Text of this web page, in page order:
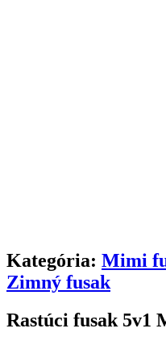
Kategória: Mimi
Zimný fusak
Rastúci fusak 5v1